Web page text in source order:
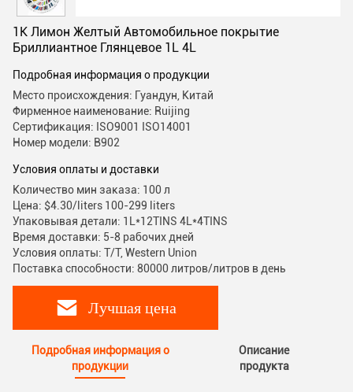
1K Лимон Желтый Автомобильное покрытие
Бриллиантное Глянцевое 1L 4L
Подробная информация о продукции
Место происхождения: Гуандун, Китай
Фирменное наименование: Ruijing
Сертификация: ISO9001 ISO14001
Номер модели: B902
Условия оплаты и доставки
Количество мин заказа: 100 л
Цена: $4.30/liters 100-299 liters
Упаковывая детали: 1L*12TINS 4L*4TINS
Время доставки: 5-8 рабочих дней
Условия оплаты: T/T, Western Union
Поставка способности: 80000 литров/литров в день
Лучшая цена
Подробная информация о
продукции
Описание
продукта